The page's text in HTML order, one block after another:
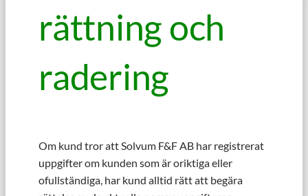
rättning och
radering
Om kund tror att Solvum F&F AB har registrerat
uppgifter om kunden som är oriktiga eller
ofullständiga, har kund alltid rätt att begära